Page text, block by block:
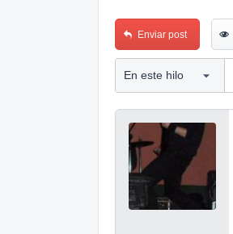
Enviar post